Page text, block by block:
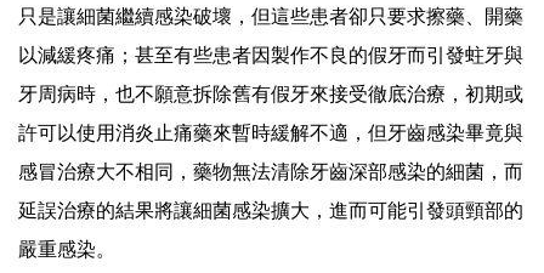
只是讓細菌繼續感染破壞，但這些患者卻只要求擦藥、開藥
以減緩疼痛；甚至有些患者因製作不良的假牙而引發蛀牙與
牙周病時，也不願意拆除舊有假牙來接受徹底治療，初期或
許可以使用消炎止痛藥來暫時緩解不適，但牙齒感染畢竟與
感冒治療大不相同，藥物無法清除牙齒深部感染的細菌，而
延誤治療的結果將讓細菌感染擴大，進而可能引發頭頸部的
嚴重感染。